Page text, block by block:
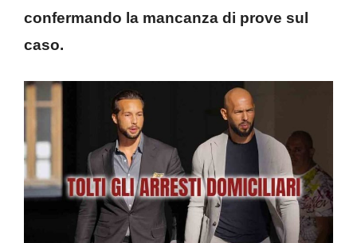
confermando la mancanza di prove sul
caso.